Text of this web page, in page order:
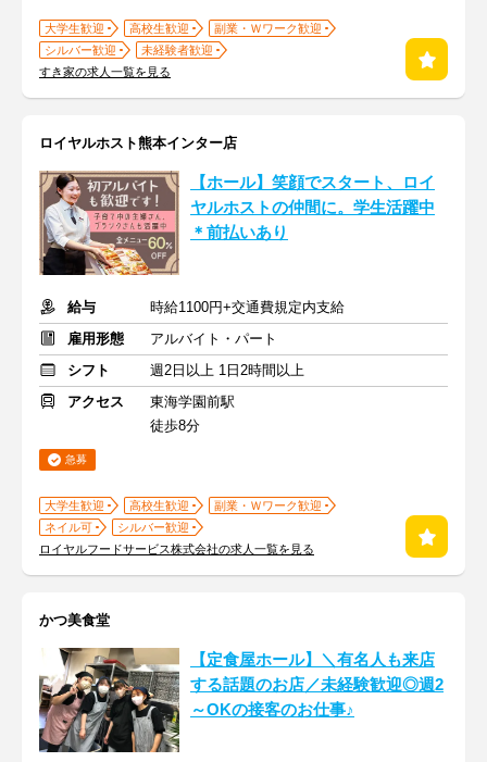
大学生歓迎 高校生歓迎
副業・Ｗワーク歓迎
シルバー歓迎
未経験者歓迎
すき家の求人一覧を見る
ロイヤルホスト熊本インター店
【ホール】笑顔でスタート、ロイ
ヤルホストの仲間に。学生活躍中
＊前払いあり
給与
時給1100円+交通費規定内支給
雇用形態
アルバイト・パート
シフト
週2日以上 1日2時間以上
アクセス
東海学園前駅
徒歩8分
急募
大学生歓迎 高校生歓迎
副業・Ｗワーク歓迎
ネイル可
シルバー歓迎
ロイヤルフードサービス株式会社の求人一覧を見る
かつ美食堂
【定食屋ホール】＼有名人も来店
する話題のお店／未経験歓迎◎週2
～OKの接客のお仕事♪